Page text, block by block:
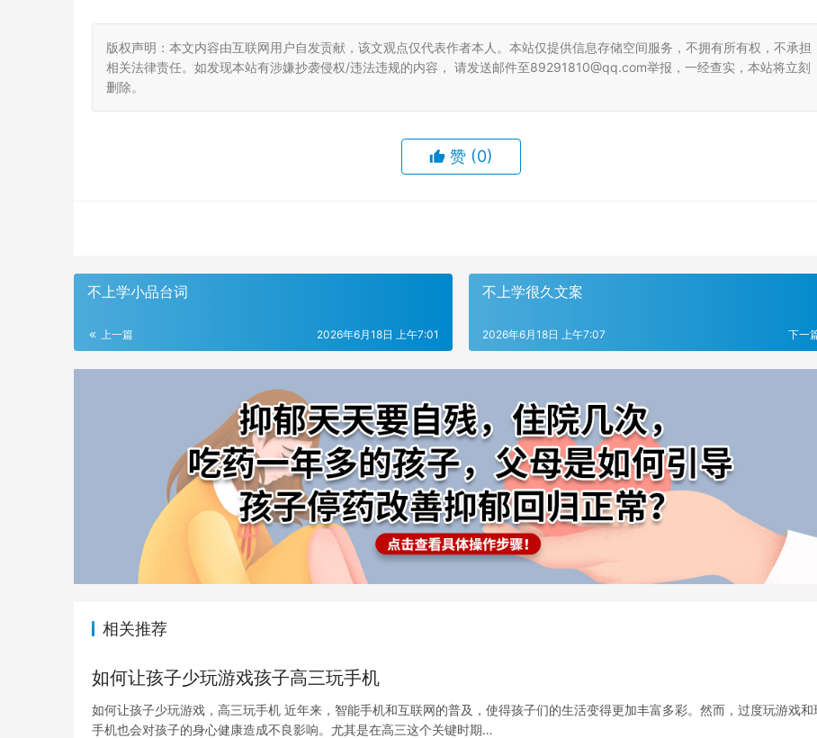
版权声明：本文内容由互联网用户自发贡献，该文观点仅代表作者本人。本站仅提供信息存储空间服务，不拥有所有权，不承担
相关法律责任。如发现本站有涉嫌抄袭侵权/违法违规的内容， 请发送邮件至89291810@qq.com举报，一经查实，本站将立刻
删除。
赞 (0)
不上学小品台词
上一篇 2026年6月18日 上午7:01
不上学很久文案
下一
2026年6月18日 上午7:07
相关推荐
如何让孩子少玩游戏孩子高三玩手机
如何让孩子少玩游戏，高三玩手机 近年来，智能手机和互联网的普及，使得孩子们的生活变得更加丰富多彩。然而，过度玩游戏和
手机也会对孩子的身心健康造成不良影响。尤其是在高三这个关键时期…